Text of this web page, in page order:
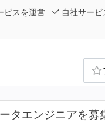
ビスを運営
自社サー
タエンジニアを募